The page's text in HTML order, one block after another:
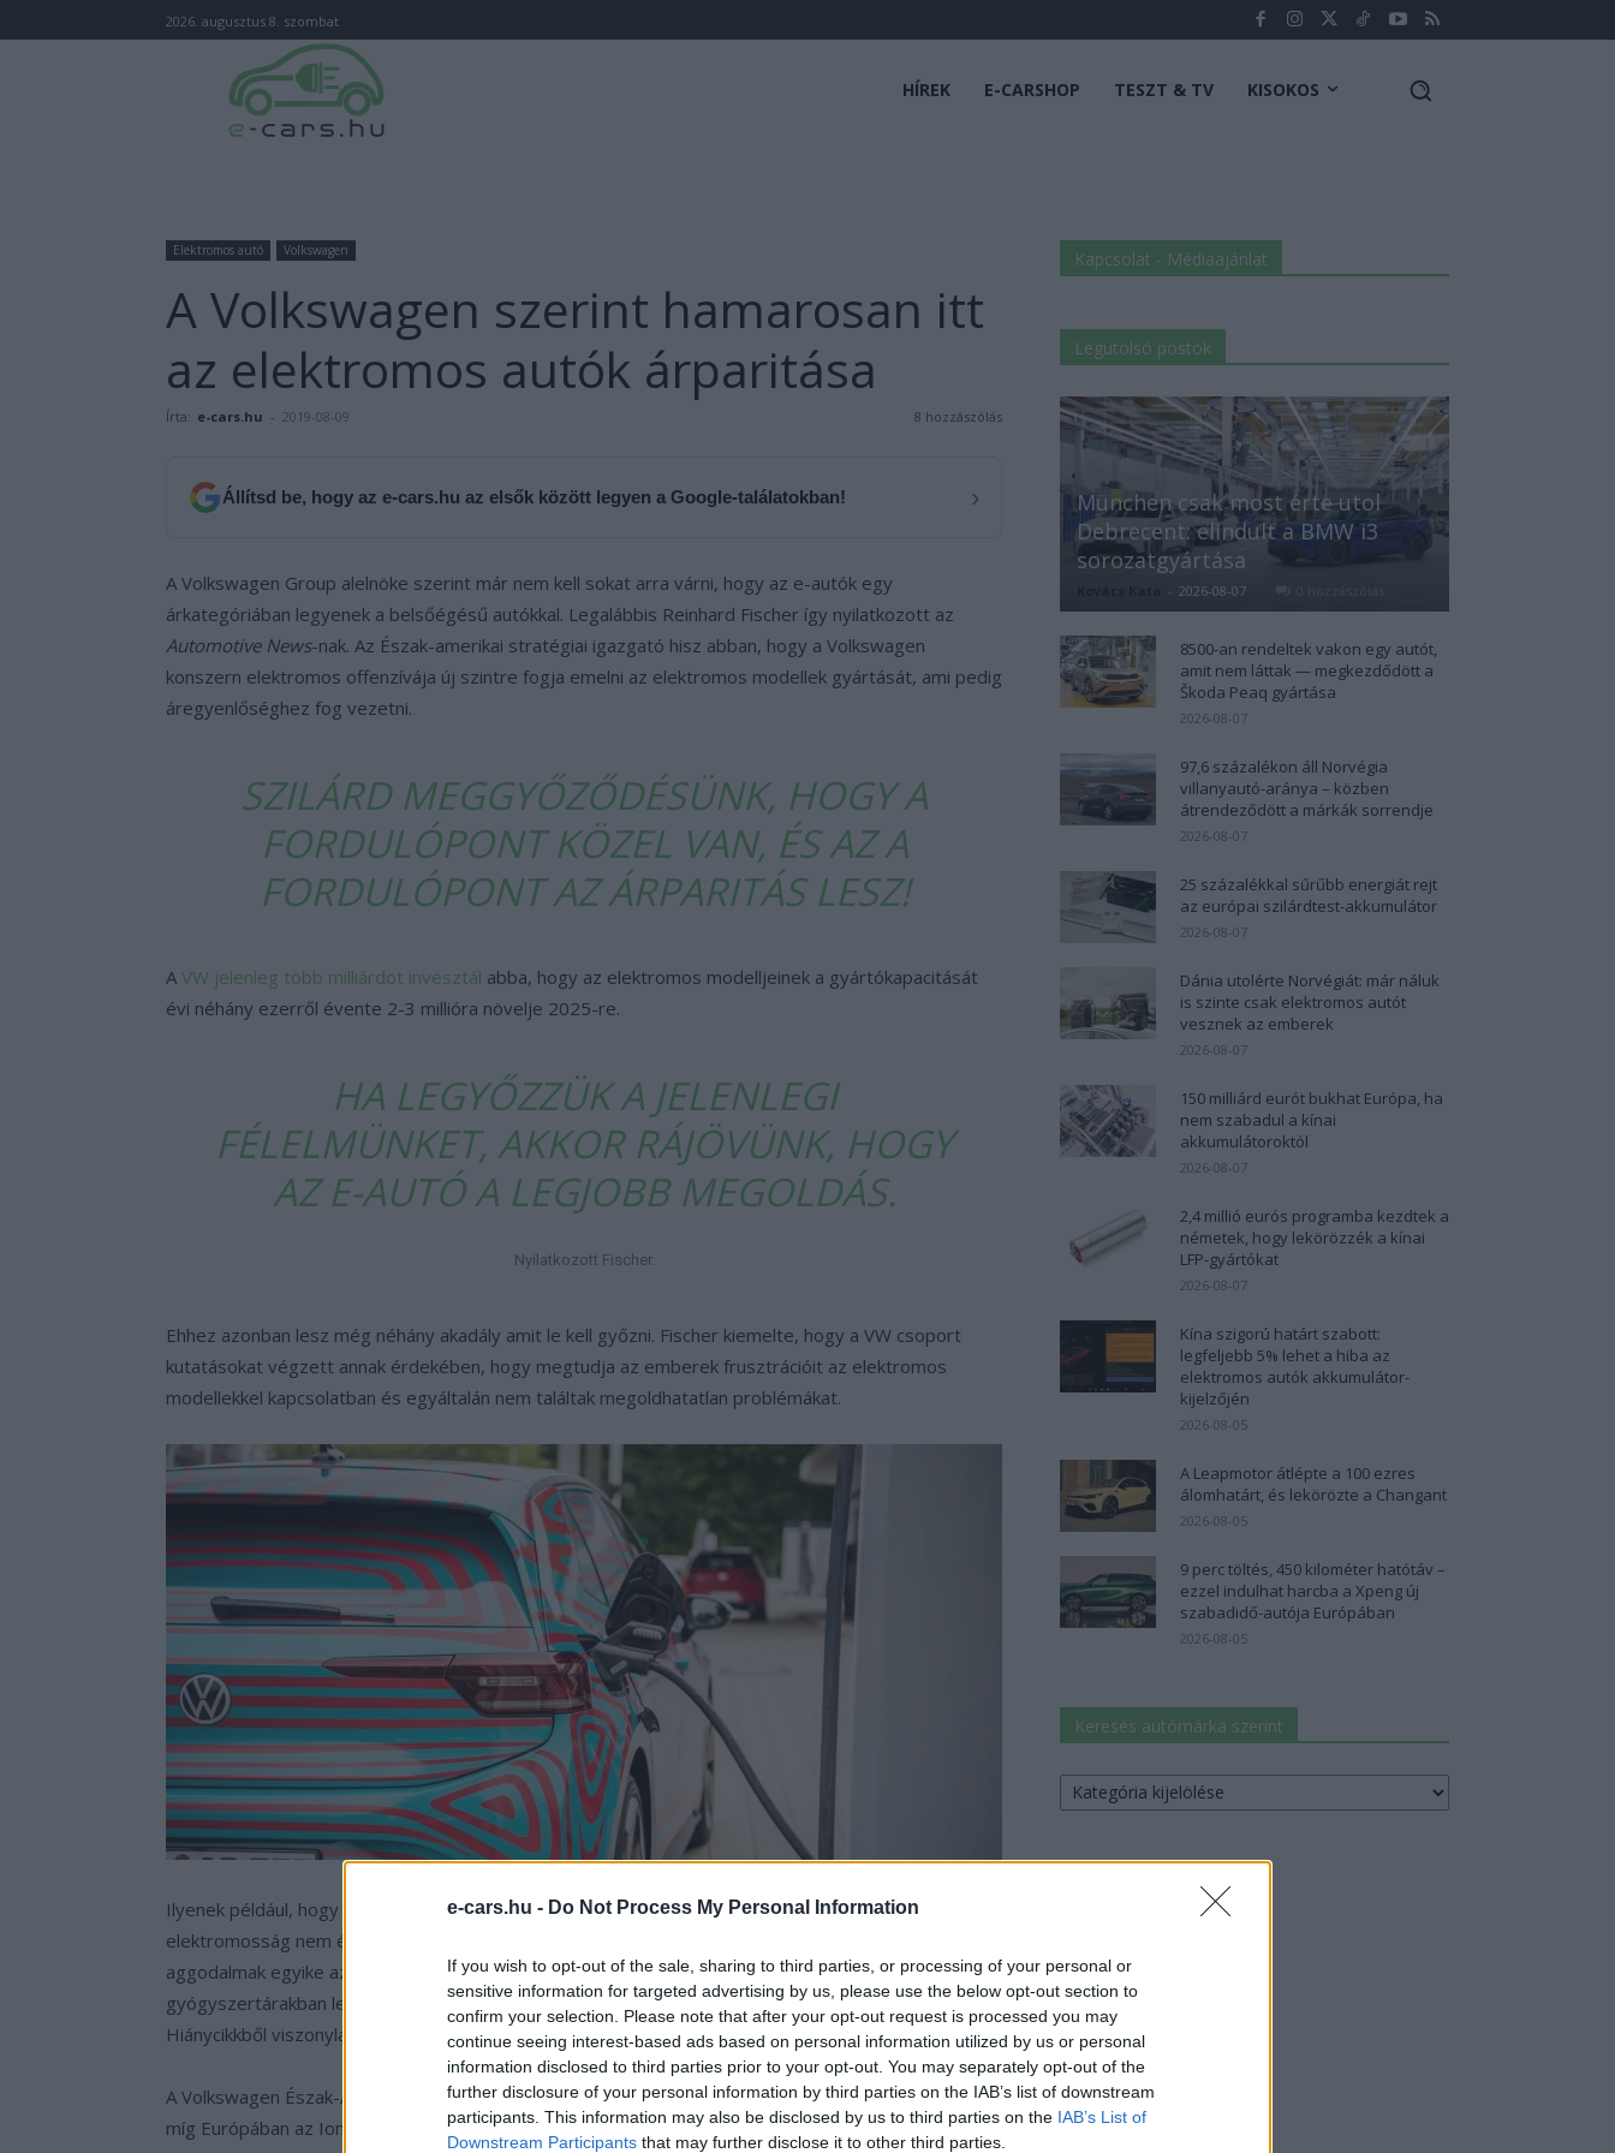
e-cars.hu - Do Not Process My Personal Information
If you wish to opt-out of the sale, sharing to third parties, or processing of your personal or
sensitive information for targeted advertising by us, please use the below opt-out section to
confirm your selection. Please note that after your opt-out request is processed you may
continue seeing interest-based ads based on personal information utilized by us or personal
information disclosed to third parties prior to your opt-out. You may separately opt-out of the
further disclosure of your personal information by third parties on the IAB’s list of downstream
participants. This information may also be disclosed by us to third parties on the IAB’s List of
Downstream Participants that may further disclose it to other third parties.
2026. augusztus 8. szombat
HÍREK E-CARSHOP TESZT & TV KISOKOS
Elektromos autó Volkswagen
A Volkswagen szerint hamarosan itt
az elektromos autók árparitása
Írta: e-cars.hu - 2019-08-09 8 hozzászólás
Állítsd be, hogy az e-cars.hu az elsők között legyen a Google-találatokban! ›
A Volkswagen Group alelnöke szerint már nem kell sokat arra várni, hogy az e-autók egy
árkategóriában legyenek a belsőégésű autókkal. Legalábbis Reinhard Fischer így nyilatkozott az
Automotive News-nak. Az Észak-amerikai stratégiai igazgató hisz abban, hogy a Volkswagen
konszern elektromos offenzívája új szintre fogja emelni az elektromos modellek gyártását, ami pedig
áregyenlőséghez fog vezetni.
SZILÁRD MEGGYŐZŐDÉSÜNK, HOGY A
FORDULÓPONT KÖZEL VAN, ÉS AZ A
FORDULÓPONT AZ ÁRPARITÁS LESZ!
A VW jelenleg több milliárdot invesztál abba, hogy az elektromos modelljeinek a gyártókapacitását
évi néhány ezerről évente 2-3 millióra növelje 2025-re.
HA LEGYŐZZÜK A JELENLEGI
FÉLELMÜNKET, AKKOR RÁJÖVÜNK, HOGY
AZ E-AUTÓ A LEGJOBB MEGOLDÁS.
Nyilatkozott Fischer.
Ehhez azonban lesz még néhány akadály amit le kell győzni. Fischer kiemelte, hogy a VW csoport
kutatásokat végzett annak érdekében, hogy megtudja az emberek frusztrációit az elektromos
modellekkel kapcsolatban és egyáltalán nem találtak megoldhatatlan problémákat.
Ilyenek például, hogy az elektromos autót hogy lehet esőben vezetni illetve tölteni. Hisz a víz és az
elektromosság nem éppen jó barátok. Továbbá az e-töltőpontok lefedettsége a legnagyobb
aggodalmak egyike az érdeklődők szemében. Gondoljunk csak bele, hogy 100 éve csupán csak
gyógyszertárakban lehetett venni benzint, mára pedig 122 ezer benzinkút van az USA-ban.
Hiánycikkből viszonylag hamar alapvető árucikk lett.
A Volkswagen Észak-Amerikában az Electrify America kezdeményezés keretében telepít töltőket,
míg Európában az Ionity hálózat kiépítésében és fellendítésében vesz részt.
Kapcsolat - Médiaajánlat
Legutolsó postok
München csak most érte utol
Debrecent: elindult a BMW i3
sorozatgyártása
- 2026-08-07
8500-an rendeltek vakon egy autót,
amit nem láttak — megkezdődött a
Škoda Peaq gyártása
2026-08-07
97,6 százalékon áll Norvégia
villanyautó-aránya – közben
átrendeződött a márkák sorrendje
2026-08-07
25 százalékkal sűrűbb energiát rejt
az európai szilárdtest-akkumulátor
2026-08-07
Dánia utolérte Norvégiát: már náluk
is szinte csak elektromos autót
vesznek az emberek
2026-08-07
150 milliárd eurót bukhat Európa, ha
nem szabadul a kínai
akkumulátoroktól
2026-08-07
2,4 millió eurós programba kezdtek a
németek, hogy lekörözzék a kínai
LFP-gyártókat
2026-08-07
Kína szigorú határt szabott:
legfeljebb 5% lehet a hiba az
elektromos autók akkumulátor-
kijelzőjén
2026-08-05
A Leapmotor átlépte a 100 ezres
álomhatárt, és lekörözte a Changant
2026-08-05
9 perc töltés, 450 kilométer hatótáv –
ezzel indulhat harcba a Xpeng új
szabadidő-autója Európában
2026-08-05
Keresés autómárka szerint
Keresés
autómárka